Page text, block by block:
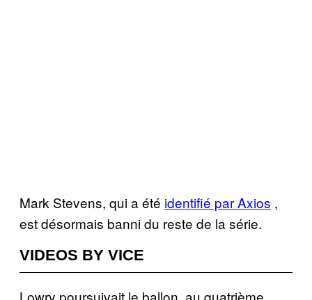
Mark Stevens, qui a été identifié par Axios ,
est désormais banni du reste de la série.
VIDEOS BY VICE
Lowry poursuivait le ballon, au quatrième